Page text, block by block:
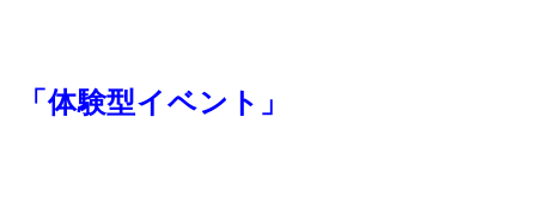
「体験型イベント」